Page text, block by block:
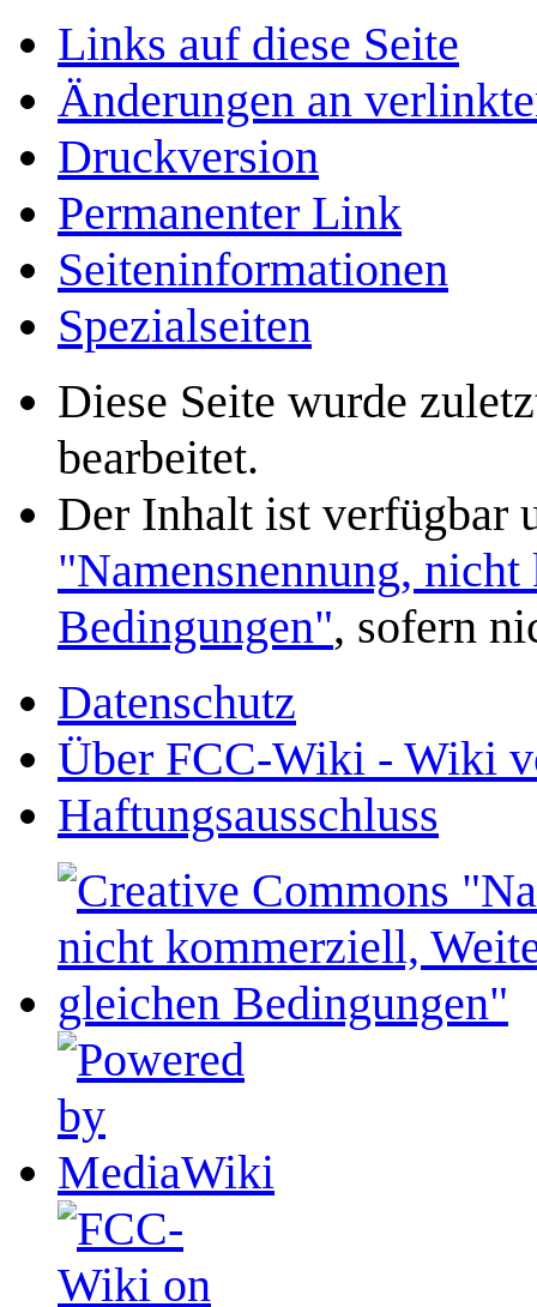
Links auf diese Seite
Änderungen an
Druckversion
Permanenter Link
Seiten­­informationen
Spezialseiten
Diese Seite wurde
bearbeitet.
Der Inhalt ist verfügbar
"Namensnennung,
Bedingungen", sofern
Datenschutz
Über FCC-Wiki - Wiki
Haftungsausschluss